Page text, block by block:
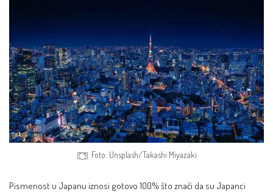
Foto: Unsplash/Takashi Miyazaki
Pismenost u Japanu iznosi gotovo 100% što znači da su Japanci